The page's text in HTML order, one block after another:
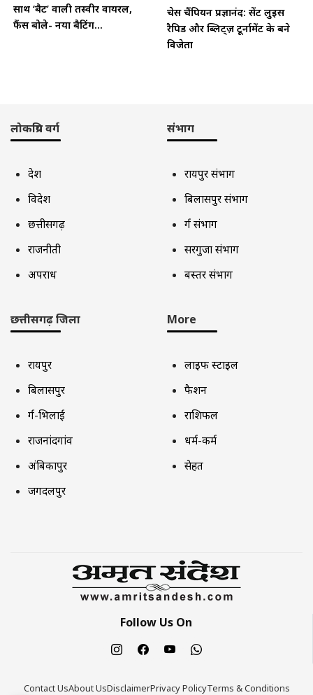
साथ ‘बैट’ वाली तस्वीर वायरल,
फैंस बोले- नया बैटिंग...
चेस चैंपियन प्रज्ञानंद: सेंट लुइस
रैपिड और ब्लिट्ज़ टूर्नामेंट के बने
विजेता
लोकप्रिय वर्ग
देश
विदेश
छत्तीसगढ़
राजनीती
अपराध
संभाग
रायपुर संभाग
बिलासपुर संभाग
दुर्ग संभाग
सरगुजा संभाग
बस्तर संभाग
छत्तीसगढ़ जिला
रायपुर
बिलासपुर
दुर्ग-भिलाई
राजनांदगांव
अंबिकापुर
जगदलपुर
More
लाइफ स्टाइल
फैशन
राशिफल
धर्म-कर्म
सेहत
Follow Us On
Contact UsAbout UsDisclaimerPrivacy PolicyTerms & Conditions